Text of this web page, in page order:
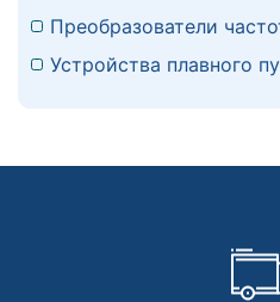
Преобразователи
Устройства плавного